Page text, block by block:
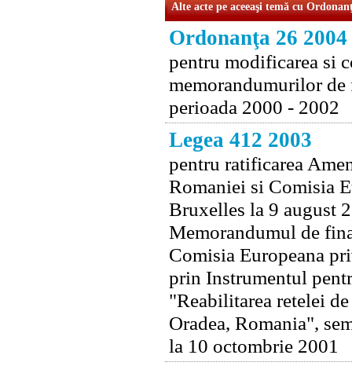
Alte acte pe aceeaşi temă cu
Ordonanţa 26 2004
pentru modificarea si
memorandumurilor de
perioada 2000 - 2002
Legea 412 2003
pentru ratificarea
Romaniei si Comisia
Bruxelles la 9 august
Memorandumul de
Comisia Europeana
prin Instrumentul
"Reabilitarea retelei
Oradea, Romania",
la 10 octombrie 2001